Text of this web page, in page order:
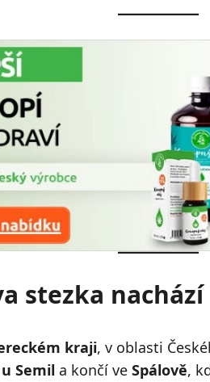
stezka nachází
kraji, v oblasti
Semil a končí ve Spálově,